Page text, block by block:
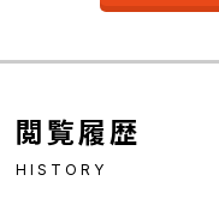
閲覧履歴
HISTORY